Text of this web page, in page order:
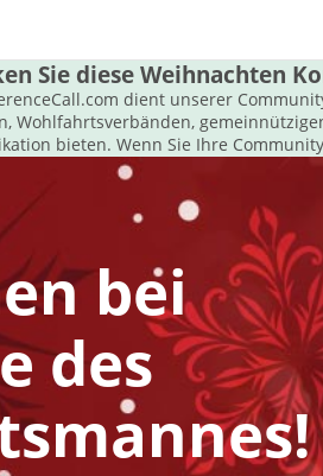
Sie diese Weihnachten
dient unserer
Wohlfahrtsverbänden,
bieten. Wenn Sie Ihre
bei
des